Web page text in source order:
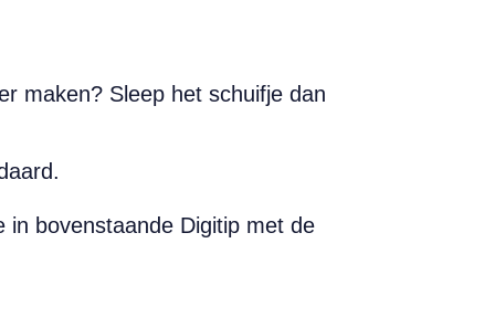
maken? Sleep het schuifje dan
bovenstaande Digitip met de